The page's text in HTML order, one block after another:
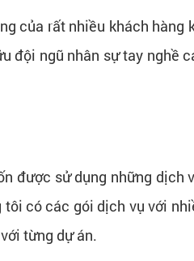
của rất nhiều khách hàng
đội ngũ nhân sự tay nghề
được sử dụng những dịch
có các gói dịch vụ với
từng dự án.